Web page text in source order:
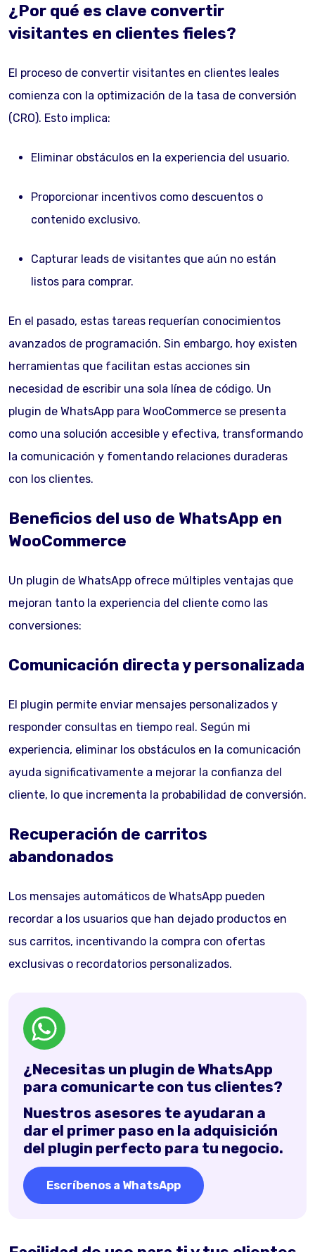
¿Por qué es clave convertir
visitantes en clientes fieles?
El proceso de convertir visitantes en clientes leales
comienza con la optimización de la tasa de conversión
(CRO). Esto implica:
Eliminar obstáculos en la experiencia del usuario.
Proporcionar incentivos como descuentos o
contenido exclusivo.
Capturar leads de visitantes que aún no están
listos para comprar.
En el pasado, estas tareas requerían conocimientos
avanzados de programación. Sin embargo, hoy existen
herramientas que facilitan estas acciones sin
necesidad de escribir una sola línea de código. Un
plugin de WhatsApp para WooCommerce se presenta
como una solución accesible y efectiva, transformando
la comunicación y fomentando relaciones duraderas
con los clientes.
Beneficios del uso de WhatsApp en
WooCommerce
Un plugin de WhatsApp ofrece múltiples ventajas que
mejoran tanto la experiencia del cliente como las
conversiones:
Comunicación directa y personalizada
El plugin permite enviar mensajes personalizados y
responder consultas en tiempo real. Según mi
experiencia, eliminar los obstáculos en la comunicación
ayuda significativamente a mejorar la confianza del
cliente, lo que incrementa la probabilidad de conversión.
Recuperación de carritos
abandonados
Los mensajes automáticos de WhatsApp pueden
recordar a los usuarios que han dejado productos en
sus carritos, incentivando la compra con ofertas
exclusivas o recordatorios personalizados.
¿Necesitas un plugin de WhatsApp
para comunicarte con tus clientes?
Nuestros asesores te ayudaran a
dar el primer paso en la adquisición
del plugin perfecto para tu negocio.
Escríbenos a WhatsApp